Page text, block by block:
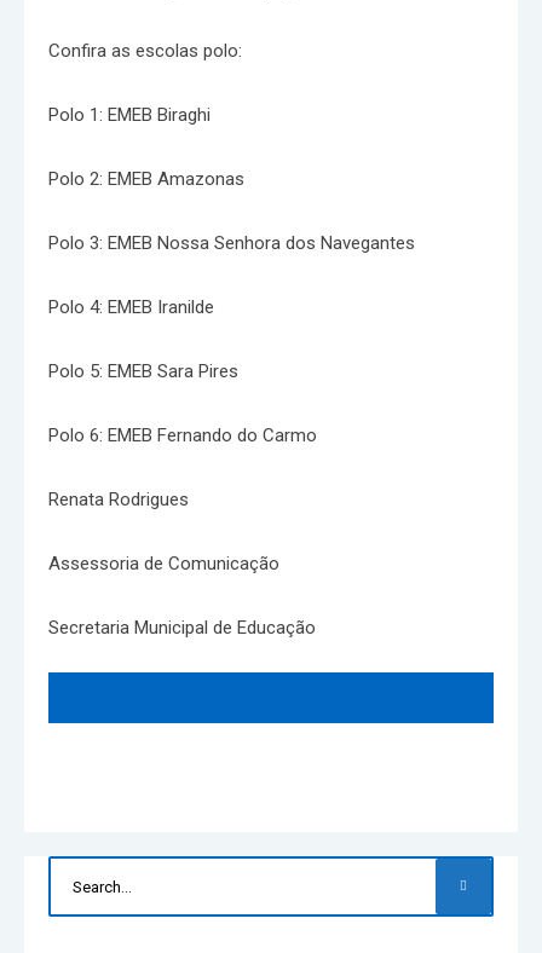
Confira as escolas polo:
Polo 1: EMEB Biraghi
Polo 2: EMEB Amazonas
Polo 3: EMEB Nossa Senhora dos Navegantes
Polo 4: EMEB Iranilde
Polo 5: EMEB Sara Pires
Polo 6: EMEB Fernando do Carmo
Renata Rodrigues
Assessoria de Comunicação
Secretaria Municipal de Educação